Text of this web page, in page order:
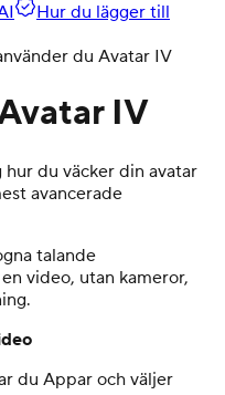
Hur du lägger till
du Avatar IV
IV
du väcker din avatar
avancerade
talande
video, utan kameror,
du Appar och väljer